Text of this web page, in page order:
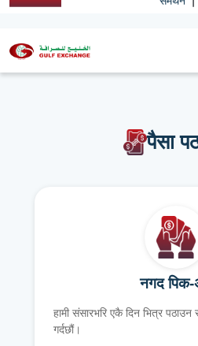
पैसा
नगद
हामी संसारभरि एकै दिन भित्र पठाउन
गर्दछौं।